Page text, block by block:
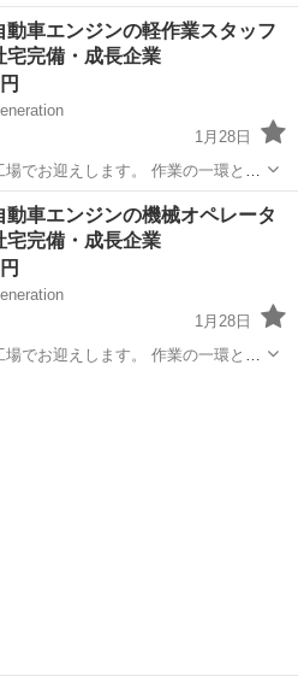
を保つことが求められます。 経験
ート体制があるため、安心してご
導体
動⾞エンジンの軽作業スタッフ
宅完備・成長企業
1月28日
でお迎えします。 作業の一環とし
を保つことが求められます。 経験
ート体制があるため、安心してご
半導体 社会保険
動⾞エンジンの機械オペレータ
宅完備・成長企業
1月28日
でお迎えします。 作業の一環とし